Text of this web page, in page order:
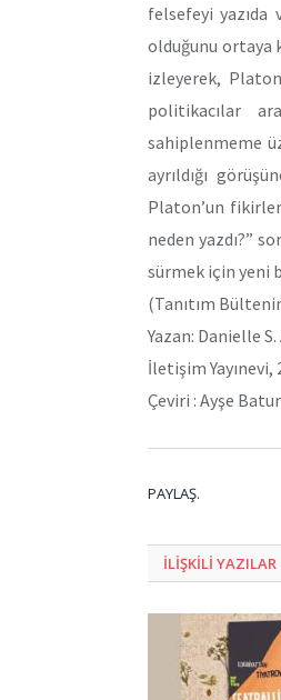
felsefeyi
olduğunu ortaya
izleyerek,
politikacılar
sahiplenmeme
ayrıldığı
Platon’un
neden yazdı?”
sürmek için yeni
(Tanıtım
Yazan: Danielle
İletişim Yayınevi,
Çeviri : Ayşe Batur
PAYLAŞ.
ILIŞKILI YAZILAR